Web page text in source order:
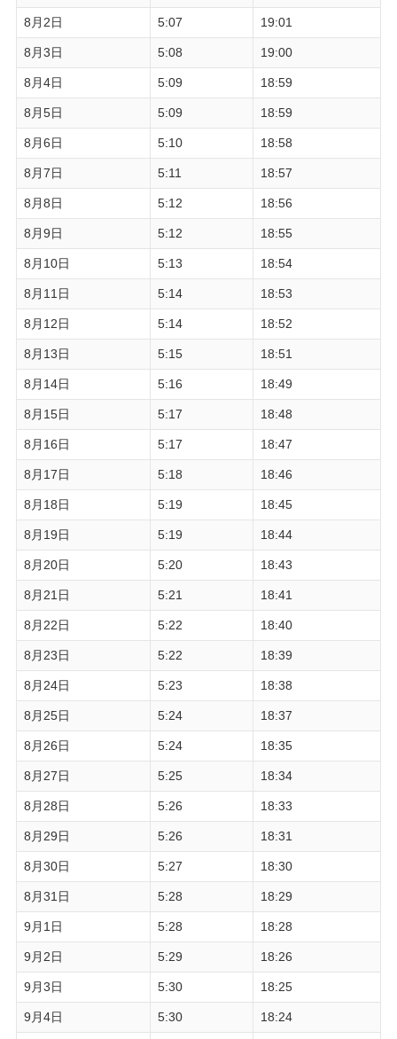
8月2日 5:07 19:01
8月3日 5:08 19:00
8月4日 5:09 18:59
8月5日 5:09 18:59
8月6日 5:10 18:58
8月7日 5:11 18:57
8月8日 5:12 18:56
8月9日 5:12 18:55
8月10日 5:13 18:54
8月11日 5:14 18:53
8月12日 5:14 18:52
8月13日 5:15 18:51
8月14日 5:16 18:49
8月15日 5:17 18:48
8月16日 5:17 18:47
8月17日 5:18 18:46
8月18日 5:19 18:45
8月19日 5:19 18:44
8月20日 5:20 18:43
8月21日 5:21 18:41
8月22日 5:22 18:40
8月23日 5:22 18:39
8月24日 5:23 18:38
8月25日 5:24 18:37
8月26日 5:24 18:35
8月27日 5:25 18:34
8月28日 5:26 18:33
8月29日 5:26 18:31
8月30日 5:27 18:30
8月31日 5:28 18:29
9月1日 5:28 18:28
9月2日 5:29 18:26
9月3日 5:30 18:25
9月4日 5:30 18:24